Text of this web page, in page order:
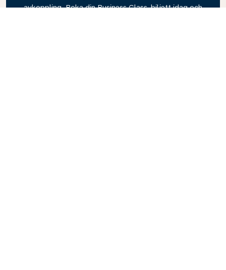
avkoppling. Boka din Business Class-biljett idag och